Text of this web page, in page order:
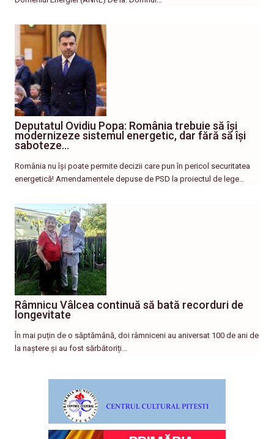
Deputatul Ovidiu Popa: România trebuie să își
modernizeze sistemul energetic, dar fără să își
saboteze…
România nu își poate permite decizii care pun în pericol securitatea
energetică! Amendamentele depuse de PSD la proiectul de lege…
Râmnicu Vâlcea continuă să bată recorduri de
longevitate
În mai puțin de o săptămână, doi râmniceni au aniversat 100 de ani de
la naștere și au fost sărbătoriți…